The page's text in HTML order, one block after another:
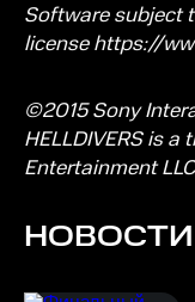
Software subject
licensehttps://
©2015 Sony
HELLDIVERS is
Entertainment